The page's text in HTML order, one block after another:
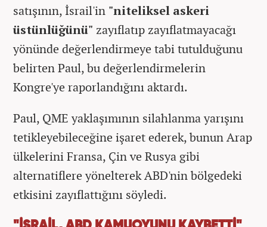
satışının, İsrail'in "niteliksel askeri
üstünlüğünü" zayıflatıp zayıflatmayacağı
yönünde değerlendirmeye tabi tutulduğunu
belirten Paul, bu değerlendirmelerin
Kongre'ye raporlandığını aktardı.
Paul, QME yaklaşımının silahlanma yarışını
tetikleyebileceğine işaret ederek, bunun Arap
ülkelerini Fransa, Çin ve Rusya gibi
alternatiflere yönelterek ABD'nin bölgedeki
etkisini zayıflattığını söyledi.